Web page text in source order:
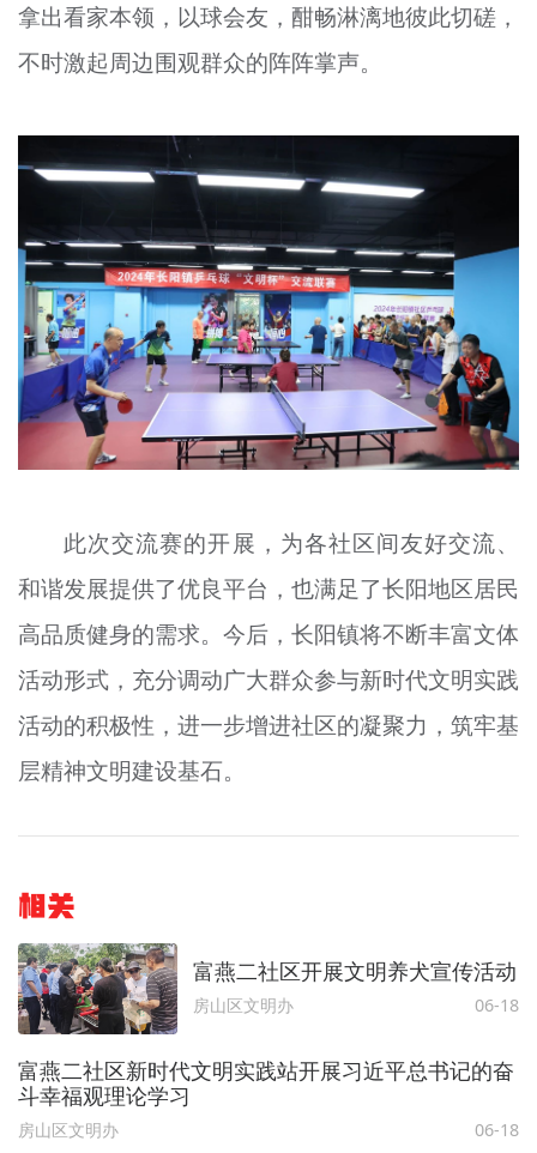
拿出看家本领，以球会友，酣畅淋漓地彼此切磋，
不时激起周边围观群众的阵阵掌声。
此次交流赛的开展，为各社区间友好交流、
和谐发展提供了优良平台，也满足了长阳地区居民
高品质健身的需求。今后，长阳镇将不断丰富文体
活动形式，充分调动广大群众参与新时代文明实践
活动的积极性，进一步增进社区的凝聚力，筑牢基
层精神文明建设基石。
相关
富燕二社区开展文明养犬宣传活动
房山区文明办 06-18
富燕二社区新时代文明实践站开展习近平总书记的奋
斗幸福观理论学习
房山区文明办 06-18